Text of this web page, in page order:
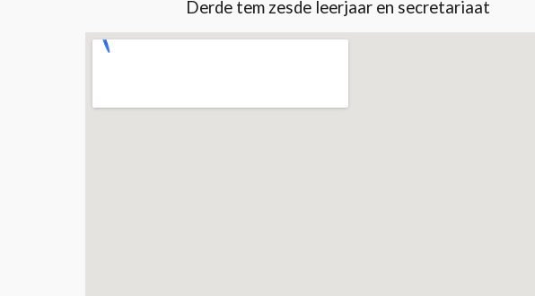
Derde tem zesde leerjaar en secretariaat